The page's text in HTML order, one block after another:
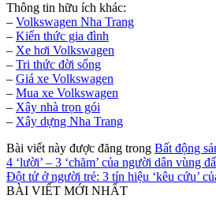
Thông tin hữu ích khác:
– Volkswagen Nha Trang
– Kiến thức gia đình
– Xe hơi Volkswagen
– Tri thức đời sống
– Giá xe Volkswagen
– Mua xe Volkswagen
– Xây nhà trọn gói
– Xây dựng Nha Trang
Bài viết này được đăng trong Bất động
4 ‘lười’ – 3 ‘chăm’ của người dân vùng
Đột tử ở người trẻ: 3 tín hiệu ‘kêu cứu’
BÀI VIẾT MỚI NHẤT